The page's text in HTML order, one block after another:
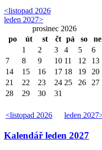
<listopad 2026
leden 2027>
prosinec 2026
po
út st čt pá so ne
<listopad 2026 leden 2027
1 2 3 4 5
6
7
8 9 10 11 12
13
14
15 16 17 18 19
20
21
22 23 24 25 26
27
28
29 30 31
Kalendář leden 2027